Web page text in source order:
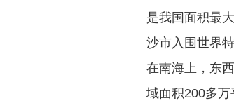
是我国面积最
沙市入围世界
在南海上，东
域面积200多